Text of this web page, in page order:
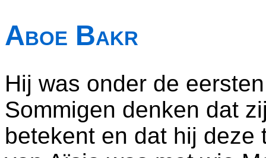
Aboe Bakr
Hij was onder de
Sommigen denken dat
betekent en dat hij deze